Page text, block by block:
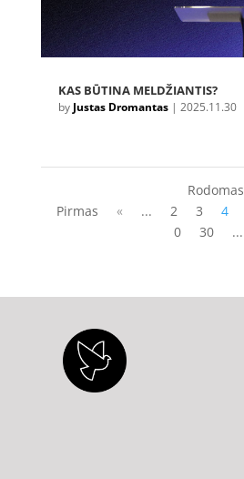
KAS BŪTINA MELDŽIANTIS?
by Justas Dromantas| 2025.11.30
Pirmas
« ... 2 3 4
0
30 ...